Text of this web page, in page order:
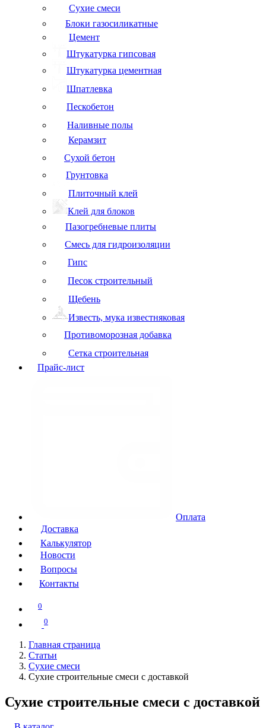
Сухие смеси
Блоки газосиликатные
Цемент
Штукатурка гипсовая
Штукатурка цементная
Шпатлевка
Пескобетон
Наливные полы
Керамзит
Сухой бетон
Грунтовка
Плиточный клей
Клей для блоков
Пазогребневые плиты
Смесь для гидроизоляции
Гипс
Песок строительный
Щебень
Известь, мука известняковая
Противоморозная добавка
Сетка строительная
Прайс-лист
Оплата
Доставка
Калькулятор
Новости
Вопросы
Контакты
0
0
Главная страница
Статьи
Сухие смеси
Сухие строительные смеси с доставкой
Сухие строительные смеси с доставкой